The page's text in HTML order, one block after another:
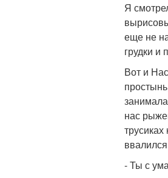
Я
еще не
грудки и
Вот и
нас
- Ты с